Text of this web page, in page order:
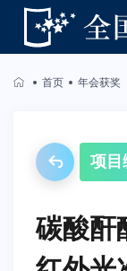
首页 年会获奖
项目
碳酸酐